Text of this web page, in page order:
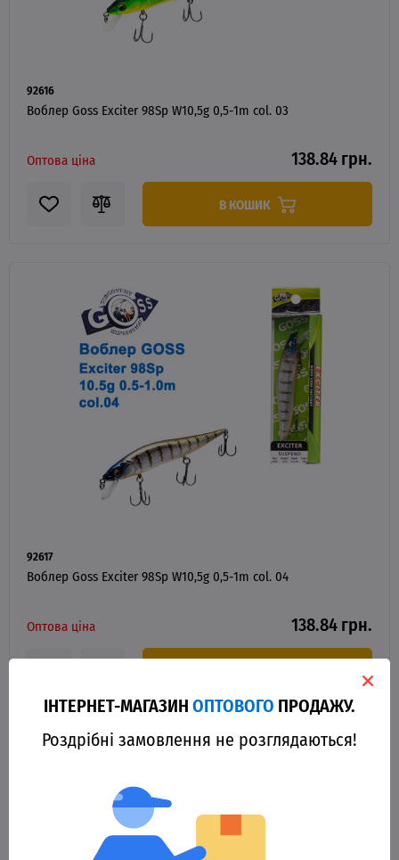
92616
Воблер Goss Exciter 98Sp W10,5g 0,5-1m col. 03
Оптова ціна 138.84 грн.
В КОШИК
92617
Воблер Goss Exciter 98Sp W10,5g 0,5-1m col. 04
Оптова ціна 138.84 грн.
ІНТЕРНЕТ-МАГАЗИНОПТОВОГО ПРОДАЖУ.
Роздрібні замовлення не розглядаються!